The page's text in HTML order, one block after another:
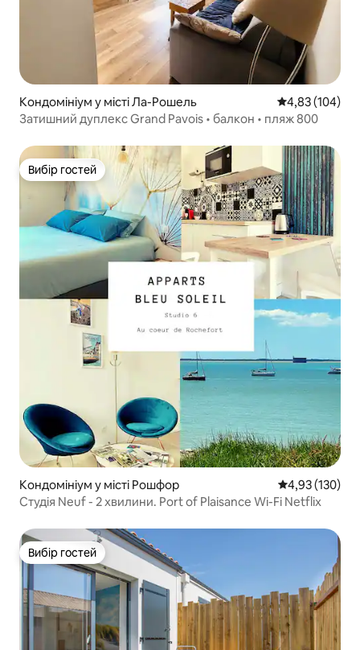
Кондомініум у місті Ла-Рошель Середня
4,83 (104)
Затишний дуплекс Grand Pavois • балкон • пляж 800
Вибір гостей
Вибір гостей
Кондомініум у місті Рошфор Середня
4,93 (130)
Студія Neuf - 2 хвилини. Port of Plaisance Wi-Fi Netflix
Вибір гостей
Вибір гостей